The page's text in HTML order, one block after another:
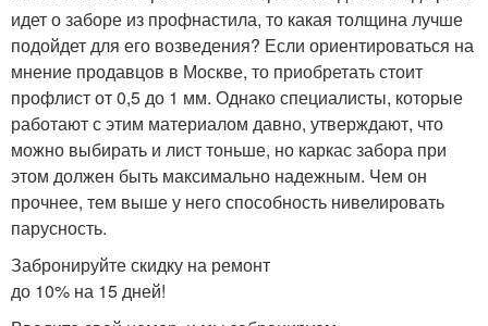
идет о заборе из профнастила, то какая толщина лучше
подойдет для его возведения? Если ориентироваться на
мнение продавцов в Москве, то приобретать стоит
профлист от 0,5 до 1 мм. Однако специалисты, которые
работают с этим материалом давно, утверждают, что
можно выбирать и лист тоньше, но каркас забора при
этом должен быть максимально надежным. Чем он
прочнее, тем выше у него способность нивелировать
парусность.
Забронируйте скидку на ремонт
до 10% на 15 дней!